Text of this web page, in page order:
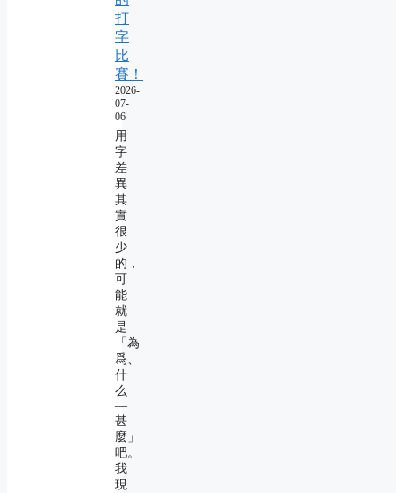
打
字
比
賽！
2026-
07-
06
用
字
差
異
其
實
很
少
的，
可
能
就
是
「為
爲、
什
么
―
甚
麼」
吧。
我
現